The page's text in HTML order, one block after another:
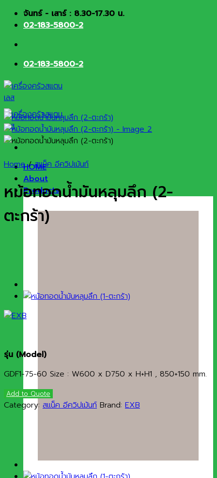
Skip จันทร์ - เสาร์ : 8.30-17.30 น.
02-183-5800-2
02-183-5800-2
HOME
About
Products
Home / สแน็ค อีควิปเม้นท์
หม้อทอดน้ำมันหลุมลึก (2-
ตะกร้า)
รุ่น (Model)
GDF1-75-60 Size : W600 x D750 x H+H1 , 850+150 mm.
Add to Quote
Category: สแน็ค อีควิปเม้นท์ Brand: EXB